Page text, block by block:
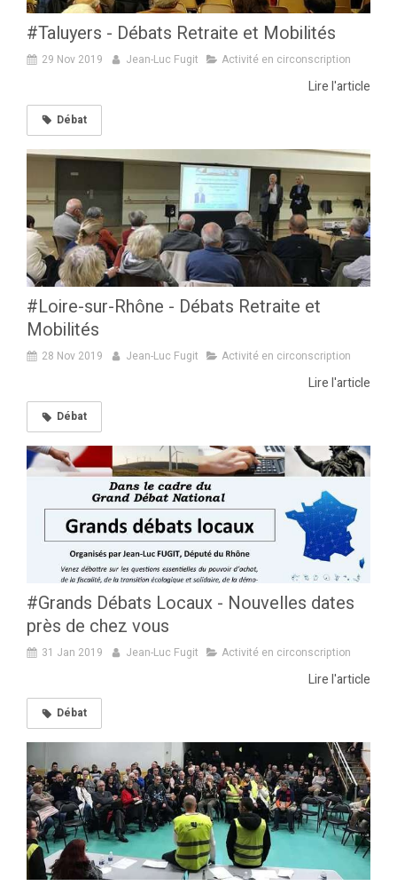
#Taluyers - Débats Retraite et Mobilités
29 Nov 2019 Jean-Luc Fugit Activité en circonscription
Lire l'article
Débat
#Loire-sur-Rhône - Débats Retraite et
Mobilités
28 Nov 2019 Jean-Luc Fugit Activité en circonscription
Lire l'article
Débat
#Grands Débats Locaux - Nouvelles dates
près de chez vous
31 Jan 2019 Jean-Luc Fugit Activité en circonscription
Lire l'article
Débat